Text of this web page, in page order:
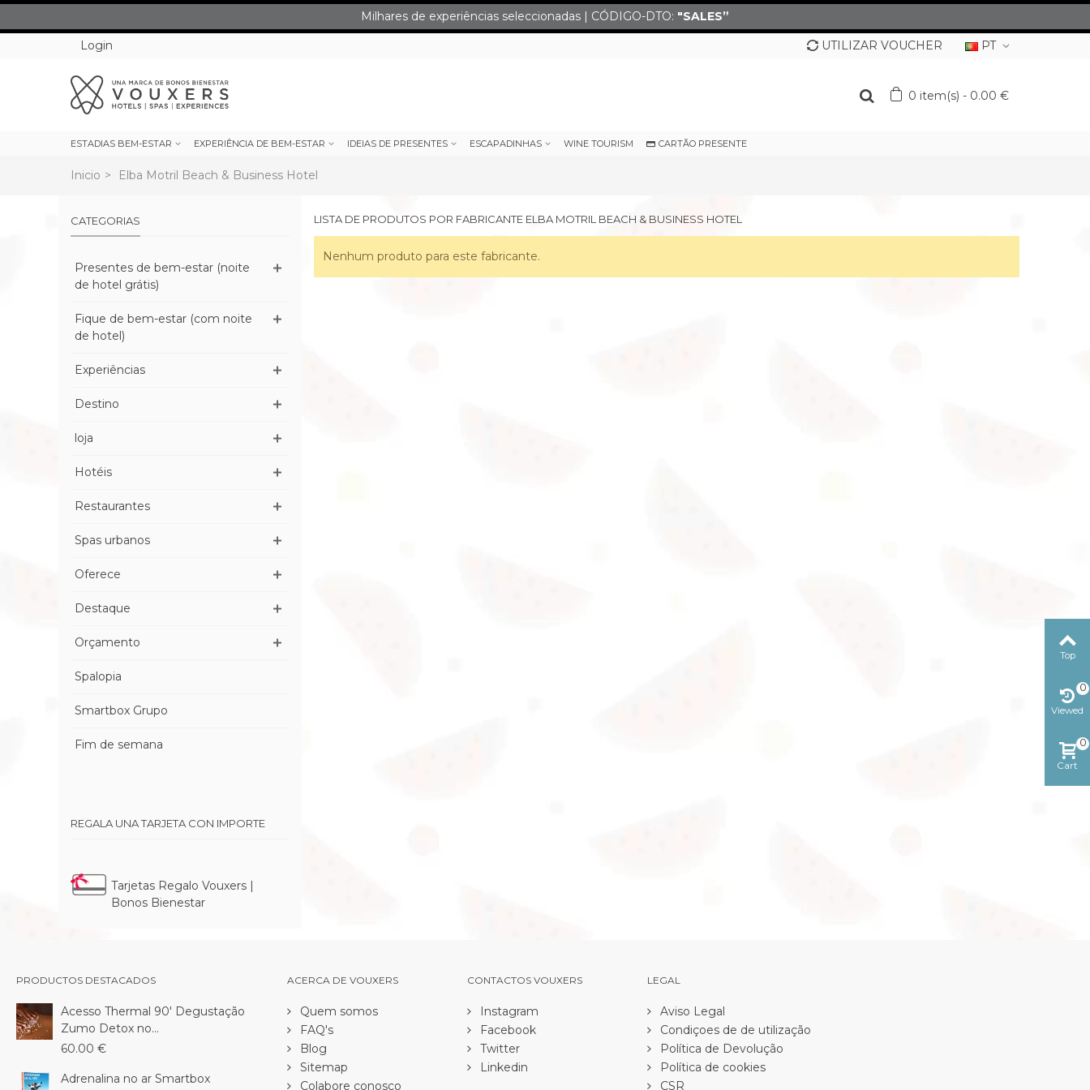
Milhares de experiências seleccionadas | CÓDIGO-DTO: "SALES”
Login
PT
UTILIZAR VOUCHER
0 item(s) - 0.00 €
ESTADIAS BEM-ESTAR EXPERIÊNCIA DE BEM-ESTAR IDEIAS DE PRESENTES ESCAPADINHAS WINE TOURISM CARTÃO PRESENTE
Inicio > Elba Motril Beach & Business Hotel
CATEGORIAS
Presentes de bem-estar (noite
de hotel grátis)
Fique de bem-estar (com noite
de hotel)
Experiências
Destino
loja
Hotéis
Restaurantes
Spas urbanos
Oferece
Destaque
Orçamento
Spalopia
Smartbox Grupo
Fim de semana
REGALA UNA TARJETA CON IMPORTE
Tarjetas Regalo Vouxers |
Bonos Bienestar
LISTA DE PRODUTOS POR FABRICANTE ELBA MOTRIL BEACH & BUSINESS HOTEL
Nenhum produto para este fabricante.
PRODUCTOS DESTACADOS
Acesso Thermal 90' Degustação
Zumo Detox no...
60.00 €
Adrenalina no ar Smartbox
ACERCA DE VOUXERS
Quem somos
FAQ's
Blog
Sitemap
Colabore conosco
CONTACTOS VOUXERS
Instagram
Facebook
Twitter
Linkedin
LEGAL
Aviso Legal
Condiçoes de de utilização
Política de Devolução
Política de cookies
CSR
Top
Viewed
0
Cart
0